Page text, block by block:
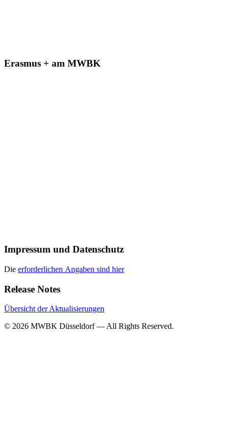
Erasmus + am MWBK
Impressum und Datenschutz
Die erforderlichen Angaben sind hier
Release Notes
Übersicht der Aktualisierungen
© 2026 MWBK Düsseldorf — All Rights Reserved.